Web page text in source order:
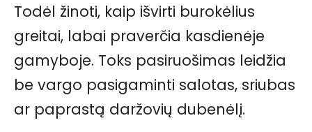
Todėl žinoti, kaip išvirti burokėlius
greitai, labai praverčia kasdienėje
gamyboje. Toks pasiruošimas leidžia
be vargo pasigaminti salotas, sriubas
ar paprastą daržovių dubenėlį.